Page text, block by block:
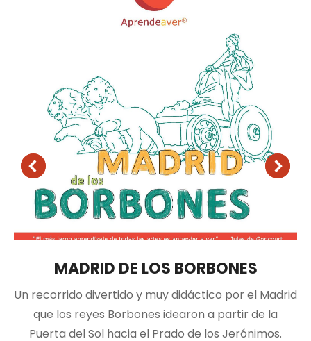
MADRID DE LOS BORBONES
Un recorrido divertido y muy didáctico por el Madrid
que los reyes Borbones idearon a partir de la
Puerta del Sol hacia el Prado de los Jerónimos.